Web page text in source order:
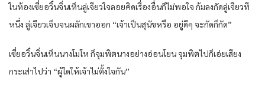
ในห้องเซี่ยอวิ๋นจิ่นเห็นลู่เจียวใจลอยคิดเรื่องอื่นก็ไม่พอใจ ก้มลงกัดลู่เจียวที
หนึ่ง ลู่เจียวเจ็บจนผลักเขาออก “เจ้าเป็นสุนัขหรือ อยู่ดีๆ จะกัดก็กัด”
เซี่ยอวิ๋นจิ่นเห็นนางโมโห ก็จุมพิตนางอย่างอ่อนโยน จุมพิตไปก็เอ่ยเสียง
กระเส่าไปว่า “ผู้ใดให้เจ้าไม่ตั้งใจกัน”